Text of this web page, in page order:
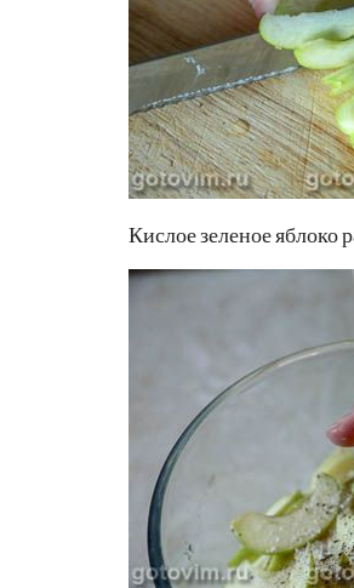
Кислое зеленое яблоко